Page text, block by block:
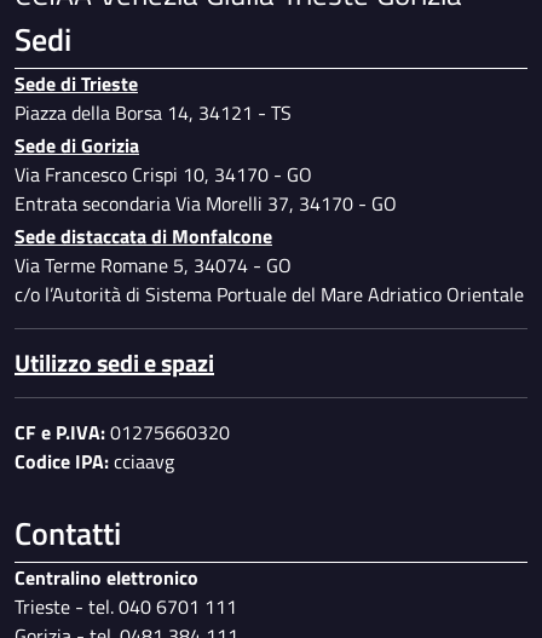
Sedi
Sede di Trieste
Piazza della Borsa 14, 34121 - TS
Sede di Gorizia
Via Francesco Crispi 10, 34170 - GO
Entrata secondaria Via Morelli 37, 34170 - GO
Sede distaccata di Monfalcone
Via Terme Romane 5, 34074 - GO
c/o l’Autorità di Sistema Portuale del Mare Adriatico Orientale
Utilizzo sedi e spazi
CF e P.IVA:01275660320
Codice IPA:cciaavg
Contatti
Centralino elettronico
Trieste - tel. 040 6701 111